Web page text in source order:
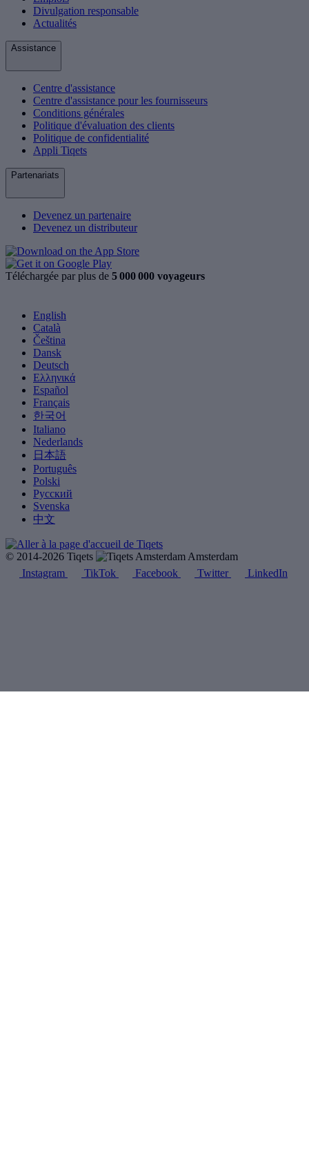
Divulgation responsable
Actualités
Assistance
Centre d'assistance
Centre d'assistance pour les fournisseurs
Conditions générales
Politique d'évaluation des clients
Politique de confidentialité
Appli Tiqets
Partenariats
Devenez un partenaire
Devenez un distributeur
Téléchargée par plus de 5 000 000 voyageurs
English
Català
Čeština
Dansk
Deutsch
Ελληνικά
Español
Français
한국어
Italiano
Nederlands
日本語
Português
Polski
Русский
Svenska
中文
© 2014-2026 Tiqets
Amsterdam
Instagram
TikTok Facebook Twitter LinkedIn